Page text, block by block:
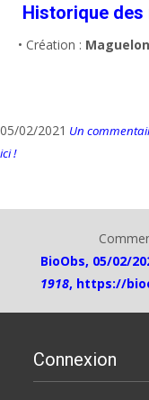
Historique
• Création :
05/02/2021 Un
ici !
BioObs, 05/02/
1918, https://
Connexion